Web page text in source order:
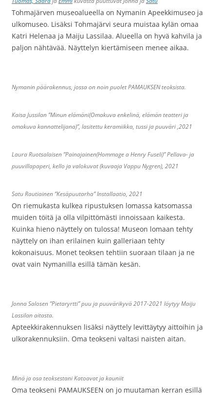
Tohmajärven museoalueella on Nymanin Apeekkimuseo ja
ulkomuseo. Lisäksi Tohmajärvi seura muistaa kylän omaa
Katri Helenaa ja Maiju Lassilaa. Alueella on hyvä kahvila ja
paljon nähtävää. Näyttelyn kiertämiseen menee aikaa.
Nymanin päärakennus, jossa on noin puolet PAMAUKSEN teoksista.
Kaisa Jussilan ”Minun elämäni(Omakuva enkelinä, elämän teatteri ja
omakuva kannattelijana)”, lasitettu keramiikka, tussi ja puuväri ,2021
Laura Ruotsalaisen ”Painajainen(Hommage a Henry Fuseli)” Pellava- ja
puuvillapaperi, kello ja valokuvat (kuvaaja Vappu Nygren), 2021
Satu Rautiainen ”Kesäpuutarha” Installaatio, 2021
On riemukasta kulkea ripustuksen lomassa katsomassa
muiden töitä ja olla vilpittömästi innoissaan kaikesta.
Kuinka hieno näyttely on tulossa! Museon lomaan tehty
näyttely on ihan erilainen kuin galleriaan tehty
kokonaisuus. Monet teoksen tehtiin suoraan tilaan ja ne
ovat vain Nymanilla esillä tämän kesän.
Jonna Salosen ”Pietaryrtti” puu ja puuvärikyvä 2017-2021 löytyy Maiju
Lassilan aitasta.
Apteekkirakennuksen lisäksi näyttely levittäytyy aittoihin ja
ulkorakennuksiin. Oma teokseni valtasi naisten aitan.
Minä ja osa teoksestani Katoavat ja kauniit
Oma teokseni PAMAUKSEEN on jo muutaman kerran esillä